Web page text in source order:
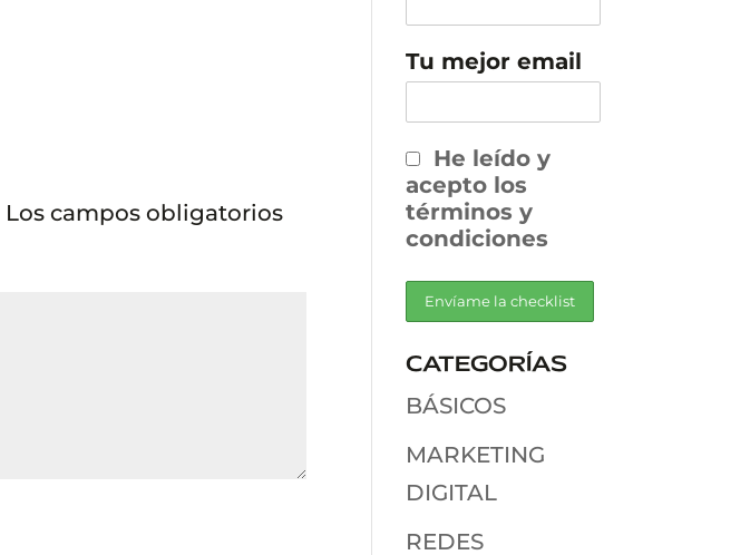
Los campos obligatorios
Tu mejor email
He leído y
acepto los
términos y
condiciones
CATEGORÍAS
BÁSICOS
MARKETING
DIGITAL
REDES